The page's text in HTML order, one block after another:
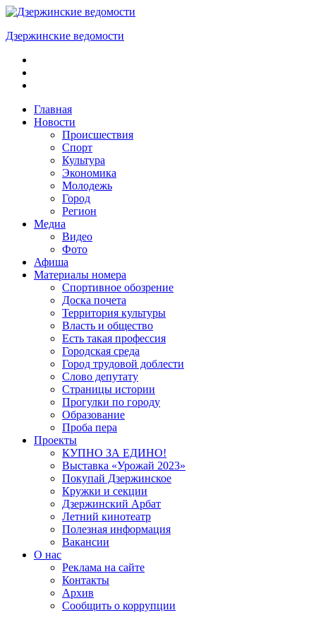
Skip
content
Дзержинские ведомости
ОБЩЕСТВЕННО-
ПОЛИТИЧЕСКАЯ
ГАЗЕТАГлавная
Новости
Происшествия
Спорт
Культура
Экономика
Молодежь
Город
Регион
Медиа
Видео
Фото
Афиша
Материалы номера
Спортивное обозрение
Доска почета
Территория культуры
Власть и общество
Есть такая профессия
Городская среда
Город трудовой доблести
Слово депутату
Страницы истории
Прогулки по городу
Образование
Проба пера
Проекты
КУПНО ЗА ЕДИНО!
Выставка «Урожай 2023»
Покупай Дзержинское
Кружки и секции
Дзержинский Арбат
Летний кинотеатр
Полезная информация
Вакансии
О нас
Реклама на сайте
Контакты
Архив
Сообщить о коррупции